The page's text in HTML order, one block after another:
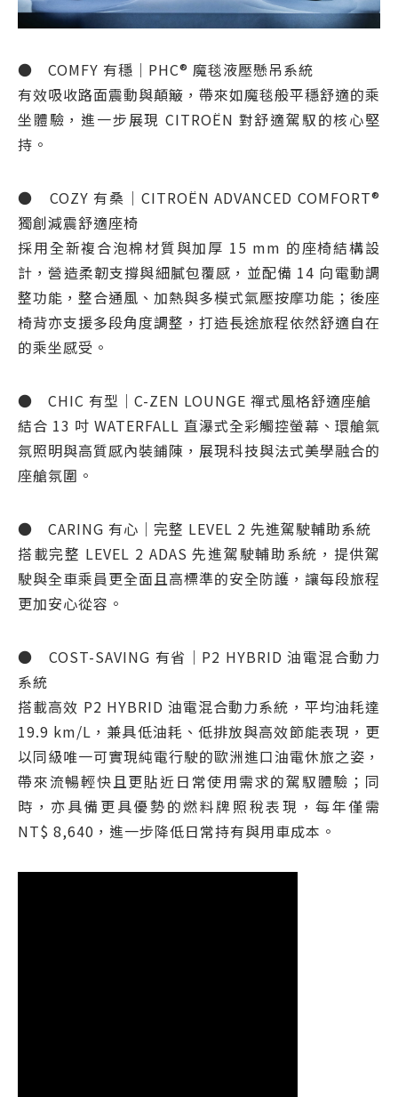
● COMFY 有穩｜PHC® 魔毯液壓懸吊系統
有效吸收路面震動與顛簸，帶來如魔毯般平穩舒適的乘
坐體驗，進一步展現 CITROËN 對舒適駕馭的核心堅
持。
● COZY 有桑｜CITROËN ADVANCED COMFORT®
獨創減震舒適座椅
採用全新複合泡棉材質與加厚 15 mm 的座椅結構設
計，營造柔韌支撐與細膩包覆感，並配備 14 向電動調
整功能，整合通風、加熱與多模式氣壓按摩功能；後座
椅背亦支援多段角度調整，打造長途旅程依然舒適自在
的乘坐感受。
● CHIC 有型｜C-ZEN LOUNGE 禪式風格舒適座艙
結合 13 吋 WATERFALL 直瀑式全彩觸控螢幕、環艙氣
氛照明與高質感內裝鋪陳，展現科技與法式美學融合的
座艙氛圍。
● CARING 有心｜完整 LEVEL 2 先進駕駛輔助系統
搭載完整 LEVEL 2 ADAS 先進駕駛輔助系統，提供駕
駛與全車乘員更全面且高標準的安全防護，讓每段旅程
更加安心從容。
● COST-SAVING 有省｜P2 HYBRID 油電混合動力
系統
搭載高效 P2 HYBRID 油電混合動力系統，平均油耗達
19.9 km/L，兼具低油耗、低排放與高效節能表現，更
以同級唯一可實現純電行駛的歐洲進口油電休旅之姿，
帶來流暢輕快且更貼近日常使用需求的駕馭體驗；同
時，亦具備更具優勢的燃料牌照稅表現，每年僅需
NT$ 8,640，進一步降低日常持有與用車成本。